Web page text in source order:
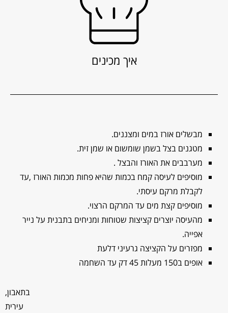
איך מכינים
מבשלים אורז במים ומצננים.
מטגנים בצל בשמן שומשום או שמן זית.
מערבבים את האורז והבצל .
מוסיפים לעיסה קמח בכמות שהיא פחות מכמות האורז ,עד
לקבלת מרקם עיסתי.
מוסיפים קצת מים עד המרקם הרצוי.
מהעיסה יוצרים קציצות שטוחות ומניחים בתבנית על נייר
אפייה.
מפזרים על הקציצה גרעיני דלעת
אופים ב150 מעלות 45 דק עד השחמה
בתאבון,
עירית